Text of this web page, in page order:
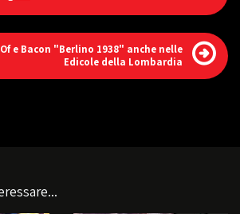
e Bacon "Berlino 1938" anche nelle
Edicole della Lombardia